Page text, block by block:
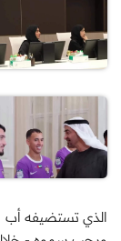
الذي تستضيفه أب